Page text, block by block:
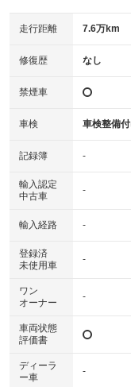
走行距離 7.6万km
修復歴 なし
禁煙車
車検 車検整備付
記録簿 -
輸入認定
中古車
-
輸入経路 -
登録済
未使用車
-
ワン
オーナー
-
車両状態
評価書
ディーラ
ー車
-